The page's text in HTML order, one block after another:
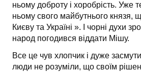
ньому доброту і хоробрість. Уже
ньому свого майбутнього князя,
Києву та Україні ». І чорні духи
народ погодився віддати Мішу.
Все це чув хлопчик і дуже
люди не розуміли, що своїм